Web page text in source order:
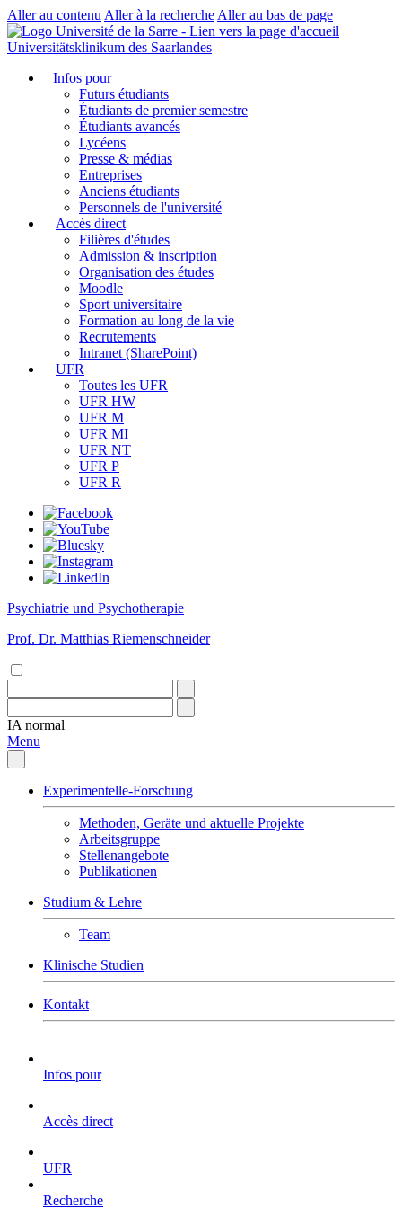
Aller au contenu Aller à la recherche Aller au bas de page
Universitätsklinikum des Saarlandes
Infos pour
Futurs étudiants
Étudiants de premier semestre
Étudiants avancés
Lycéens
Presse & médias
Entreprises
Anciens étudiants
Personnels de l'université
Accès direct
Filières d'études
Admission & inscription
Organisation des études
Moodle
Sport universitaire
Formation au long de la vie
Recrutements
Intranet (SharePoint)
UFR
Toutes les UFR
UFR HW
UFR M
UFR MI
UFR NT
UFR P
UFR R
Psychiatrie und Psychotherapie
Prof. Dr. Matthias Riemenschneider
IA normal
Menu
Experimentelle-Forschung
Methoden, Geräte und aktuelle Projekte
Arbeitsgruppe
Stellenangebote
Publikationen
Studium & Lehre
Team
Klinische Studien
Kontakt
Infos pour
Accès direct
UFR
Recherche